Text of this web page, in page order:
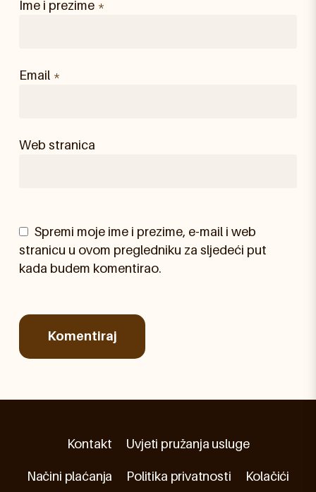
Ime i prezime *
Email *
Web stranica
Spremi moje ime i prezime, e-mail i web
stranicu u ovom pregledniku za sljedeći put
kada budem komentirao.
Kontakt Uvjeti pružanja usluge
Načini plaćanja Politika privatnosti Kolačići